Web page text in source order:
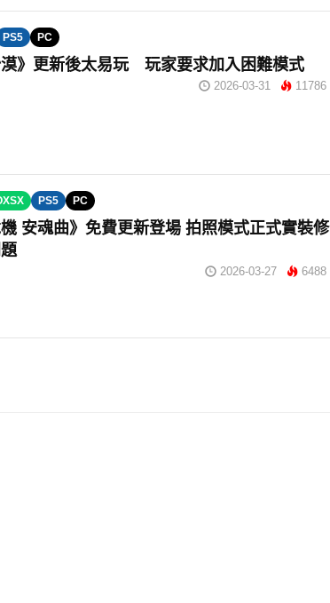
PS5 PC
》更新後太易玩 玩家要求加入困難模式
2026-03-31 11786
PS5 PC
安魂曲》免費更新登場 拍照模式正式實裝修
2026-03-27 6488